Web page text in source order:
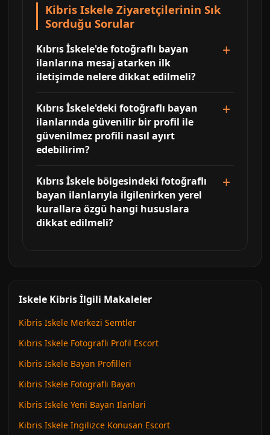
Kibris Iskele Ziyaretçilerinin Sık
Sorduğu Sorular
Kıbrıs İskele'de fotoğraflı bayan
ilanlarına mesaj atarken ilk
iletişimde nelere dikkat edilmeli?
Kıbrıs İskele'deki fotoğraflı bayan
ilanlarında güvenilir bir profil ile
güvenilmez profili nasıl ayırt
edebilirim?
Kıbrıs İskele bölgesindeki fotoğraflı
bayan ilanlarıyla ilgilenirken yerel
kurallara özgü hangi hususlara
dikkat edilmeli?
Iskele Kibris İlgili Makaleler
Kibris Iskele Merkezi Semtler
Kibris Iskele Fotografli Profil Escort
Kibris Iskele Bayan Profilleri
Kibris Iskele Fotografli Bayan
Kibris Iskele Yeni Bayan Ilanlari
Kibris Iskele Ingilizce Konusan Escort